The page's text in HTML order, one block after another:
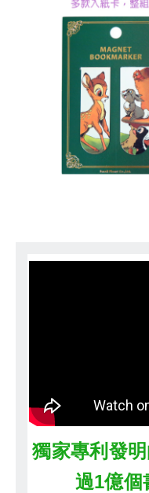
獨家專利發
過1億個